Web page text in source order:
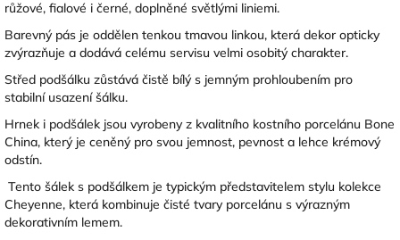
růžové, fialové i černé, doplněné světlými liniemi.
Barevný pás je oddělen tenkou tmavou linkou, která dekor opticky
zvýrazňuje a dodává celému servisu velmi osobitý charakter.
Střed podšálku zůstává čistě bílý s jemným prohloubením pro
stabilní usazení šálku.
Hrnek i podšálek jsou vyrobeny z kvalitního kostního porcelánu Bone
China, který je ceněný pro svou jemnost, pevnost a lehce krémový
odstín.
Tento šálek s podšálkem je typickým představitelem stylu kolekce
Cheyenne, která kombinuje čisté tvary porcelánu s výrazným
dekorativním lemem.